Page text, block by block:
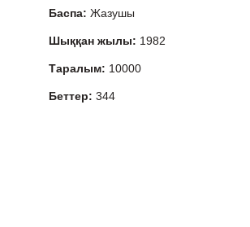
Баспа: Жазушы
Шыққан жылы: 1982
Таралым: 10000
Беттер: 344